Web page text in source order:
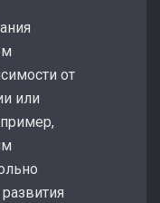
от
или